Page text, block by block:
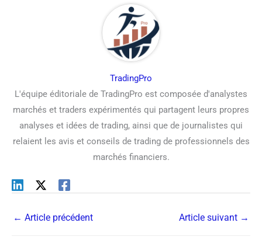
TradingPro
L'équipe éditoriale de TradingPro est composée d'analystes
marchés et traders expérimentés qui partagent leurs propres
analyses et idées de trading, ainsi que de journalistes qui
relaient les avis et conseils de trading de professionnels des
marchés financiers.
← Article précédent Article suivant →